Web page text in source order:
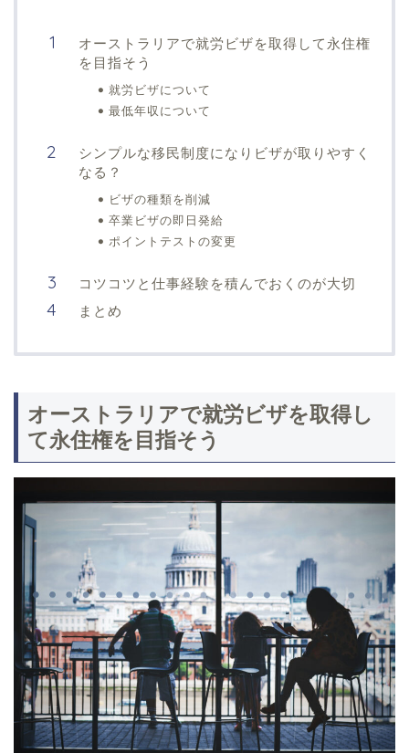
オーストラリアで就労ビザを取得して永住権
を目指そう
就労ビザについて
最低年収について
シンプルな移民制度になりビザが取りやすく
なる？
ビザの種類を削減
卒業ビザの即日発給
ポイントテストの変更
コツコツと仕事経験を積んでおくのが大切
まとめ
オーストラリアで就労ビザを取得し
て永住権を目指そう